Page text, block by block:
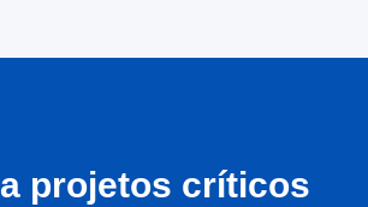
projetos críticos